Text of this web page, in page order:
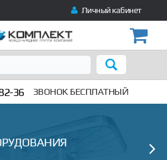
Личный кабинет
36 ЗВОНОК БЕСПЛАТНЫЙ